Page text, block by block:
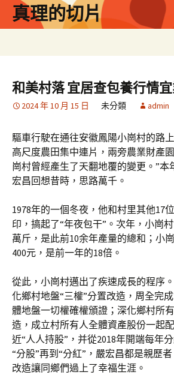
真理的切片
和美村落 宜居查包養行情
2024 年 10 月 15 日 未分類 admin
驅車行駛在通往安徽鳳陽小崗村的路
高尺度農田集中連片，兩旁農業財產
崗村曾經產生了天翻地覆的變更。”本
宏昌回想昔時，思路萬千。
1978年的一個冬夜，他和村里其他17
印，搞起了“年夜包干”。次年，小崗
萬斤，是此前10余年產量的總和；小
400元，是前一年的18倍。
從此，小崗村邁出了疾速成長的程序
化鄉村地盤“三權”分置改造，周全完
體地盤一切權確權頒證；深化鄉村所
造，成立村所有人全體資產股份一起
近“人人持股”，并從2018年開端每年
“分股”再到“分紅”，嚴宏昌都是親歷
改造讓同鄉們過上了幸福生涯。